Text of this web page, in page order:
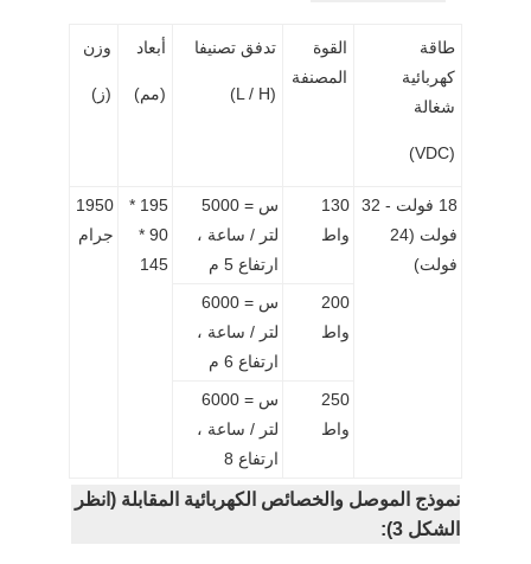
طاقة
كهربائية
شغالة
(VDC)
القوة
المصنفة
تدفق تصنيفا
(L / H)
أبعاد
(مم)
وزن
(ز)
18 فولت - 32
فولت (24
فولت)
130
واط
س = 5000
لتر / ساعة ،
ارتفاع 5 م
195 *
90 *
145
1950
جرام
200
واط
س = 6000
لتر / ساعة ،
ارتفاع 6 م
250
واط
س = 6000
لتر / ساعة ،
ارتفاع 8
نموذج الموصل والخصائص الكهربائية المقابلة (انظر
الشكل 3):